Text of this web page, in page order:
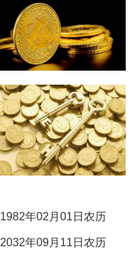
1982年02月01日农历
2032年09月11日农历